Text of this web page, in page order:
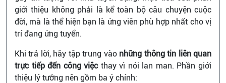
giới thiệu không phải là kể toàn bộ câu chuyện cuộc
đời, mà là thể hiện bạn là ứng viên phù hợp nhất cho vị
trí đang ứng tuyển.
Khi trả lời, hãy tập trung vào những thông tin liên quan
trực tiếp đến công việcthay vì nói lan man. Phần giới
thiệu lý tưởng nên gồm ba ý chính: